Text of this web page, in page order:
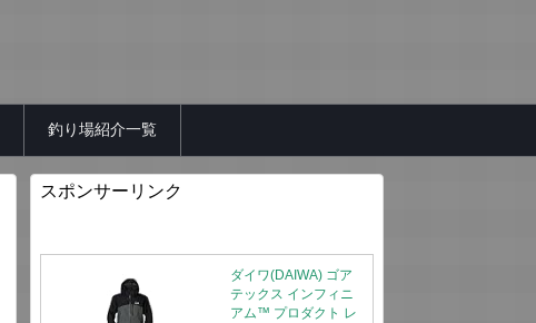
釣り場紹介一覧
スポンサーリンク
ダイワ(DAIWA) ゴア
テックス インフィニ
アム™ プロダクト レ